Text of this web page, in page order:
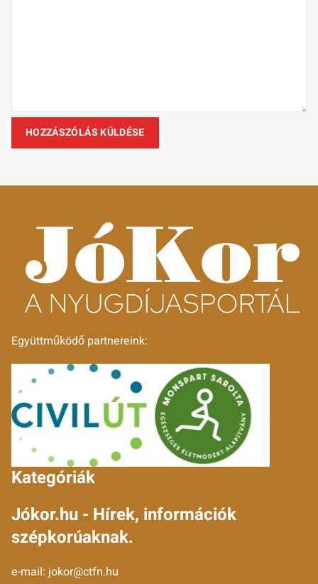
Együttműködő partnereink:
Kategóriák
Jókor.hu - Hírek, információk
szépkorúaknak.
e-mail: jokor@ctfn.hu